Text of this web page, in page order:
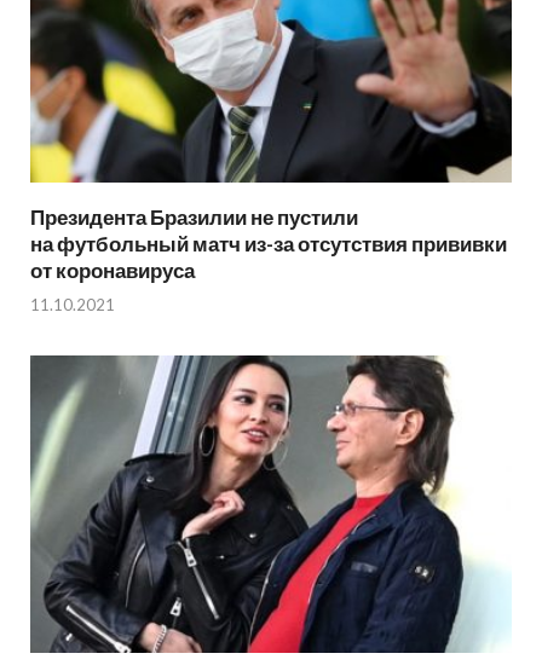
Президента Бразилии не пустили
на футбольный матч из-за отсутствия прививки
от коронавируса
11.10.2021